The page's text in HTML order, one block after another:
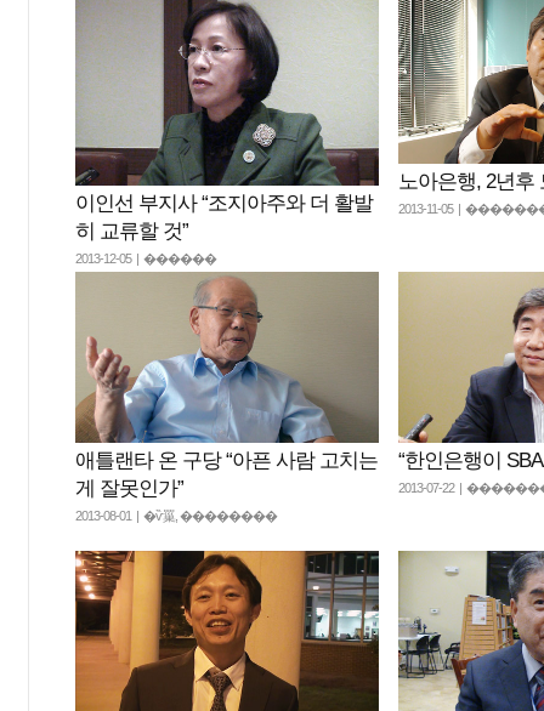
이인선 부지사 “조지아주와 더 활발
히 교류할 것”
2013-12-05 | ������
노아은행, 2년후
2013-11-05 |
애틀랜타 온 구당 “아픈 사람 고치는
게 잘못인가”
2013-08-01 | �ѷ罺, ��������
“한인은행이
2013-07-22 |